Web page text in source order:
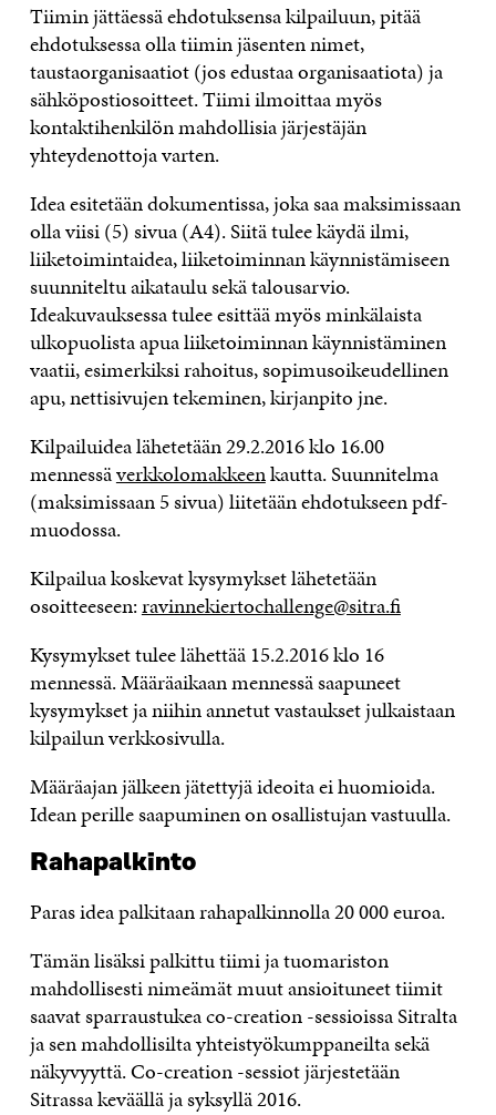
Tiimin jättäessä ehdotuksensa kilpailuun, pitää
ehdotuksessa olla tiimin jäsenten nimet,
taustaorganisaatiot (jos edustaa organisaatiota) ja
sähköpostiosoitteet. Tiimi ilmoittaa myös
kontaktihenkilön mahdollisia järjestäjän
yhteydenottoja varten.
Idea esitetään dokumentissa, joka saa maksimissaan
olla viisi (5) sivua (A4). Siitä tulee käydä ilmi,
liiketoimintaidea, liiketoiminnan käynnistämiseen
suunniteltu aikataulu sekä talousarvio.
Ideakuvauksessa tulee esittää myös minkälaista
ulkopuolista apua liiketoiminnan käynnistäminen
vaatii, esimerkiksi rahoitus, sopimusoikeudellinen
apu, nettisivujen tekeminen, kirjanpito jne.
Kilpailuidea lähetetään 29.2.2016 klo 16.00
mennessäverkkolomakkeenkautta. Suunnitelma
(maksimissaan 5 sivua) liitetään ehdotukseen pdf-
muodossa.
Kilpailua koskevat kysymykset lähetetään
osoitteeseen:ravinnekiertochallenge@sitra.fi
Kysymykset tulee lähettää 15.2.2016 klo 16
mennessä. Määräaikaan mennessä saapuneet
kysymykset ja niihin annetut vastaukset julkaistaan
kilpailun verkkosivulla.
Määräajan jälkeen jätettyjä ideoita ei huomioida.
Idean perille saapuminen on osallistujan vastuulla.
Rahapalkinto
Paras idea palkitaan rahapalkinnolla 20 000 euroa.
Tämän lisäksi palkittu tiimi ja tuomariston
mahdollisesti nimeämät muut ansioituneet tiimit
saavat sparraustukea co-creation -sessioissa Sitralta
ja sen mahdollisilta yhteistyökumppaneilta sekä
näkyvyyttä. Co-creation -sessiot järjestetään
Sitrassa keväällä ja syksyllä 2016.